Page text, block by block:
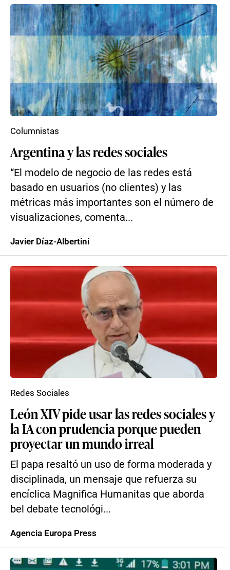
Argentina y las redes sociales
“El modelo de negocio de las redes está
basado en usuarios (no clientes) y las
métricas más importantes son el número de
visualizaciones, comenta...
Columnistas
Javier Díaz-Albertini
León XIV pide usar las redes sociales y
la IA con prudencia porque pueden
proyectar un mundo irreal
El papa resaltó un uso de forma moderada y
disciplinada, un mensaje que refuerza su
encíclica Magnifica Humanitas que aborda
bel debate tecnológi...
Redes Sociales
Agencia Europa Press